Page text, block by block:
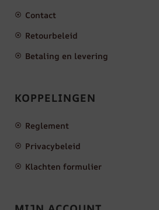
Contact
Retourbeleid
Betaling en levering
KOPPELINGEN
Reglement
Privacybeleid
Klachten formulier